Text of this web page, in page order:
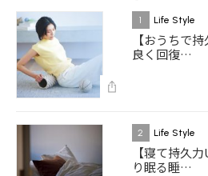
1 Life Style
【おうちで
良く回復…
2 Life Style
【寝て持久
り眠る睡…